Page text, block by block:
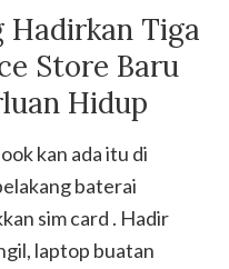
Hadirkan Tiga
Store Baru
Hidup
kan ada itu di
baterai
sim card . Hadir
laptop buatan